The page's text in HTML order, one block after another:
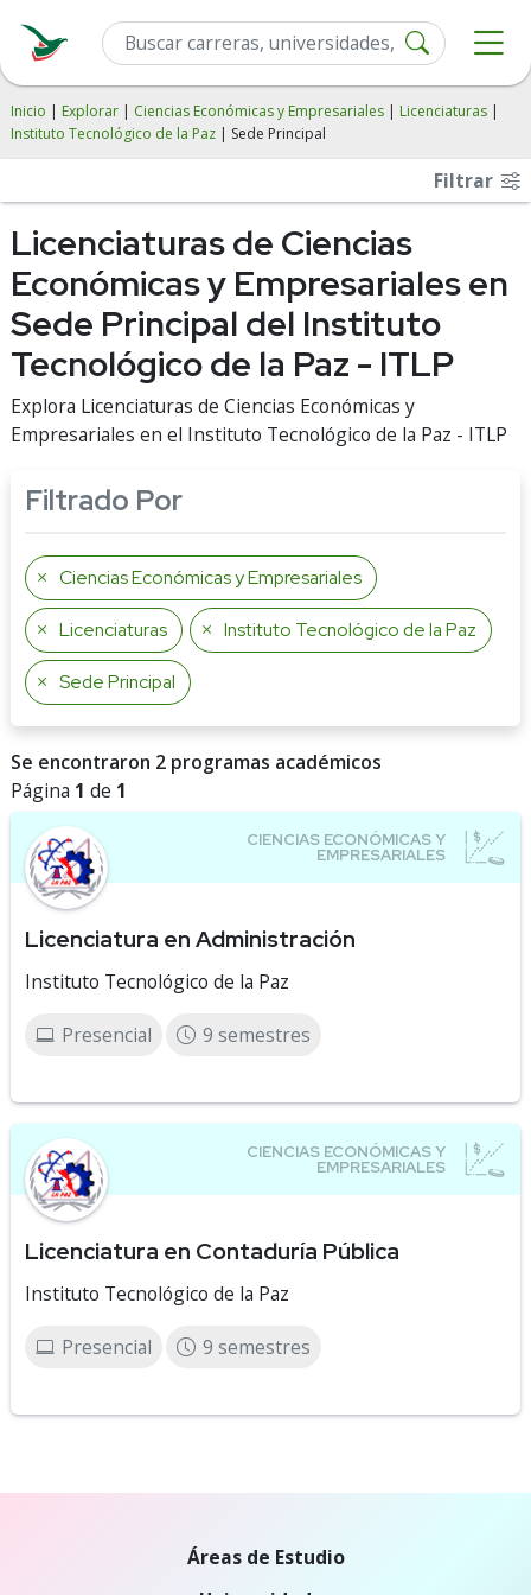
Inicio | Explorar | Ciencias Económicas y Empresariales | Licenciaturas |
Instituto Tecnológico de la Paz | Sede Principal
Filtrar
Licenciaturas de Ciencias
Económicas y Empresariales en
Sede Principal del Instituto
Tecnológico de la Paz - ITLP
Explora Licenciaturas de Ciencias Económicas y
Empresariales en el Instituto Tecnológico de la Paz - ITLP
Filtrado Por
Ciencias Económicas y Empresariales
Licenciaturas Instituto Tecnológico de la Paz
Sede Principal
Se encontraron 2 programas académicos
Página 1 de 1
Licenciatura en Administración
Instituto Tecnológico de la Paz
Presencial 9 semestres
Licenciatura en Contaduría Pública
Instituto Tecnológico de la Paz
Presencial 9 semestres
Áreas de Estudio